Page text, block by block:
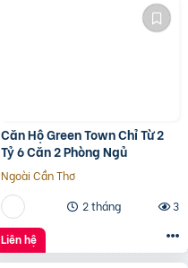
Căn Hộ Green Town Chỉ Từ 2
Tỷ 6 Căn 2 Phòng Ngủ
Ngoài Cần Thơ
2 tháng
3
Liên hệ